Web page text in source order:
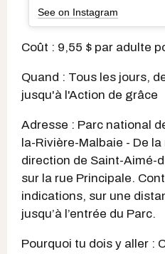
See on Instagram
Coût : 9,55 $ par adulte
Quand : Tous les jours,
jusqu'à l'Action de grâce
Adresse : Parc national
la-Rivière-Malbaie - De
direction de Saint-Aimé-
sur la rue Principale.
indications, sur une
jusqu’à l’entrée du Parc.
Pourquoi tu dois y aller :